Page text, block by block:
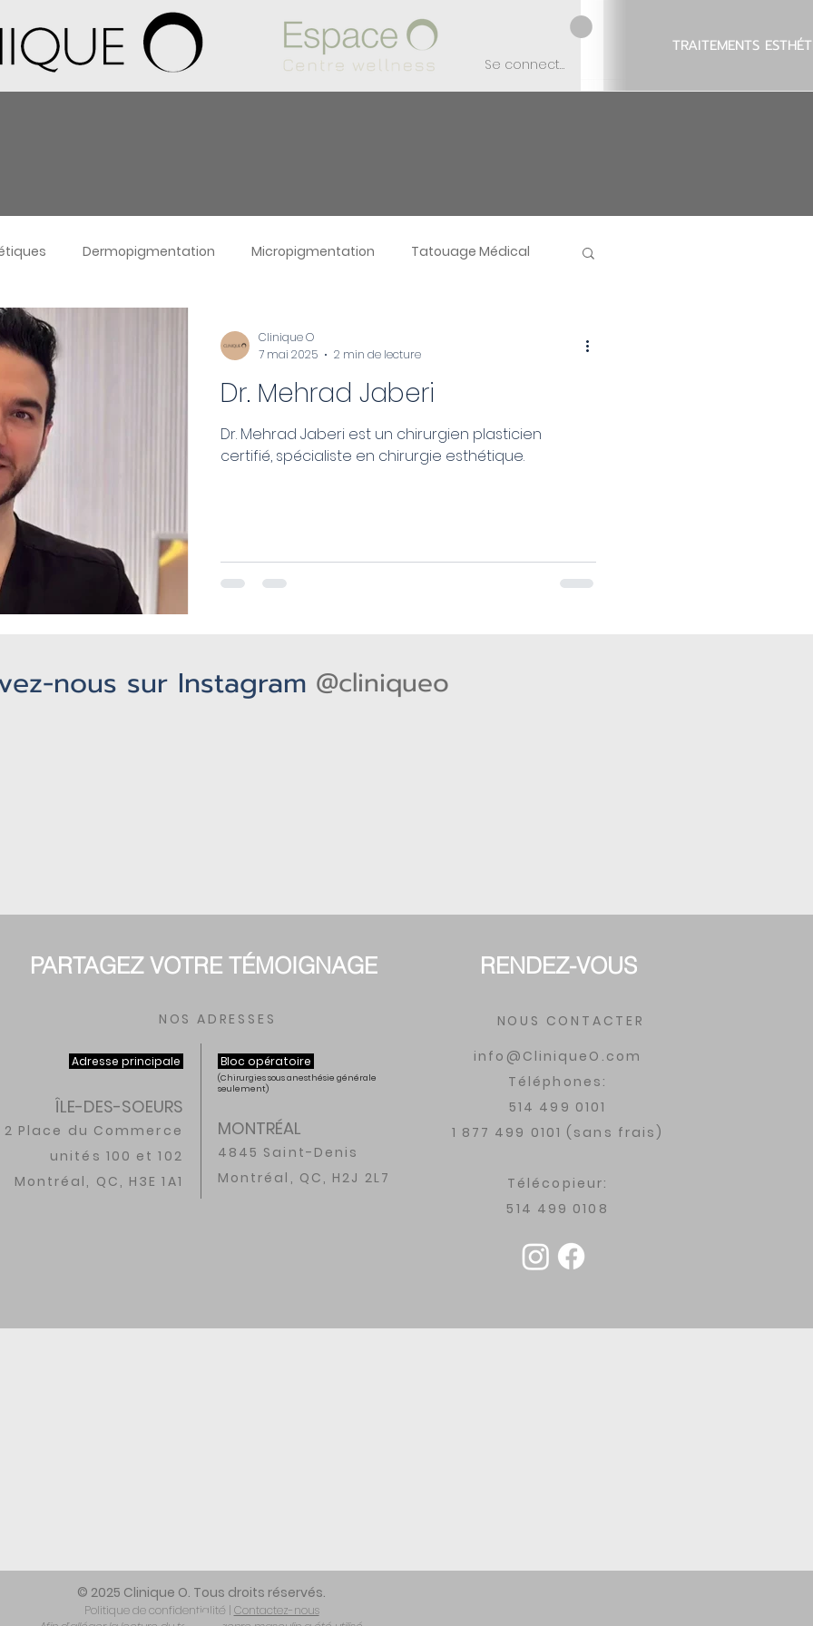
Se connecter
TRAITEMENTS
Dermopigmentation Micropigmentation Tatouage Médical
Autres services
Dr. Mehrad Jaberi
Dr. Mehrad Jaberi est un chirurgien plasticien
certifié, spécialiste en chirurgie esthétique.
Clinique O
7 mai 2025
2 min de lecture
nous sur Instagram @cliniqueo
PARTAGEZ VOTRE TÉMOIGNAGE
NOS ADRESSES
Bloc opératoire
(Chirurgies sous anesthésie générale
seulement)
MONTRÉAL
4845 Saint-Denis
Montréal, QC, H2J 2L7
Adresse principale
ÎLE-DES-SOEURS
2 Place du Commerce
unités 100 et 102
Montréal, QC, H3E 1A1
RENDEZ-VOUS
NOUS CONTACTER
info@CliniqueO.com
Téléphones:
514 499 0101
1 877 499 0101 (sans frais)
Télécopieur:
514 499 0108
© 2025 Clinique O. Tous droits réservés.
Politique de confidentialité | Contactez-nous